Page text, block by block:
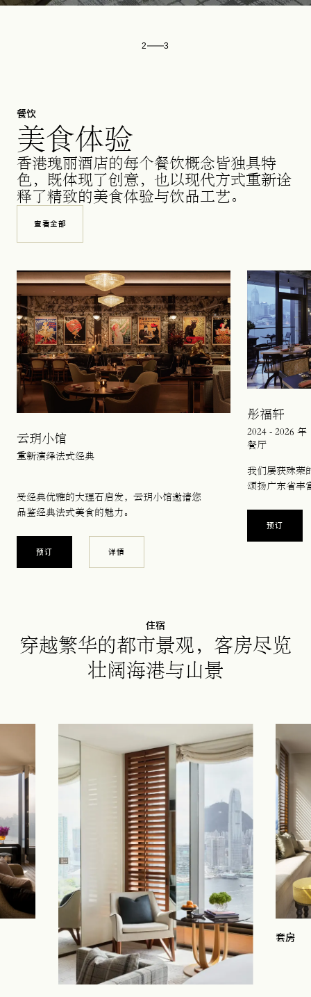
2 3
餐饮
美食体验
香港瑰丽酒店的每个餐饮概念皆独具特
色，既体现了创意，也以现代方式重新诠
释了精致的美食体验与饮品工艺。
查看全部
云玥小馆
重新演绎法式经典
受经典优雅的大理石启发，云玥小馆邀请您
品鉴经典法式美食的魅力。
预订在新标签页中打开 详情
彤福轩
2024 - 2026
餐厅
我们屡获殊荣
颂扬广东省丰
预订在新标签
住宿
穿越繁华的都市景观，客房尽览
壮阔海港与山景
套房